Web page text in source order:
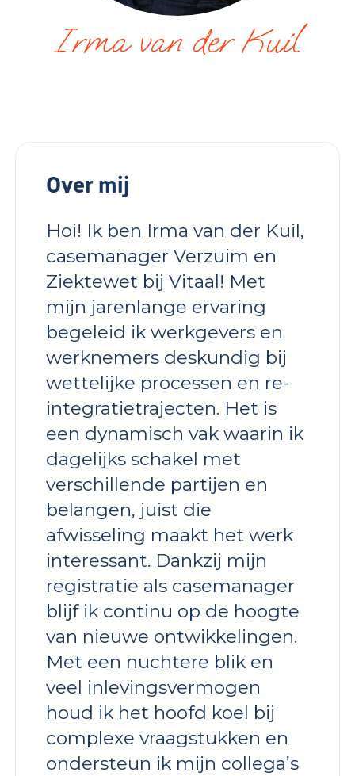
Irma van der Kuil
Over mij
Hoi! Ik ben Irma van der Kuil,
casemanager Verzuim en
Ziektewet bij Vitaal! Met
mijn jarenlange ervaring
begeleid ik werkgevers en
werknemers deskundig bij
wettelijke processen en re-
integratietrajecten. Het is
een dynamisch vak waarin ik
dagelijks schakel met
verschillende partijen en
belangen, juist die
afwisseling maakt het werk
interessant. Dankzij mijn
registratie als casemanager
blijf ik continu op de hoogte
van nieuwe ontwikkelingen.
Met een nuchtere blik en
veel inlevingsvermogen
houd ik het hoofd koel bij
complexe vraagstukken en
ondersteun ik mijn collega’s